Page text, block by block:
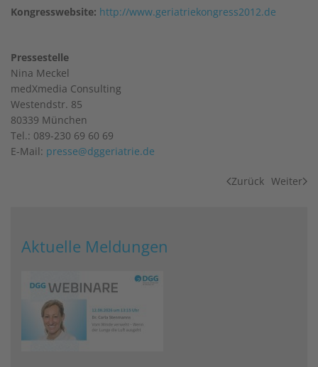
Kongresswebsite: http://www.geriatriekongress2012.de
Pressestelle
Nina Meckel
medXmedia Consulting
Westendstr. 85
80339 München
Tel.: 089-230 69 60 69
E-Mail: presse@dggeriatrie.de
Zurück Weiter
Aktuelle Meldungen